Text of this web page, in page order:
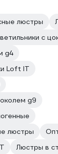
люстры
с
g4
Loft IT
g9
люстры
Люстры в